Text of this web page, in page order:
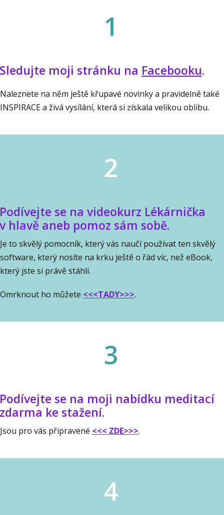
1
moji stránku na Facebooku.
Naleznete na něm ještě křupavé novinky a pravidelně také
INSPIRACE a živá vysílání, která si získala velikou oblibu.
2
se na videokurz Lékárnička
hlavě aneb pomoz sám sobě.
Je to skvělý pomocník, který vás naučí používat ten skvělý
software, který nosíte na krku ještě o řád víc, než eBook,
který jste si právě stáhli.
Omrknout ho můžete <<<TADY>>>.
3
se na moji nabídku meditací
ke stažení.
Jsou pro vás připravené <<< ZDE>>>.
4